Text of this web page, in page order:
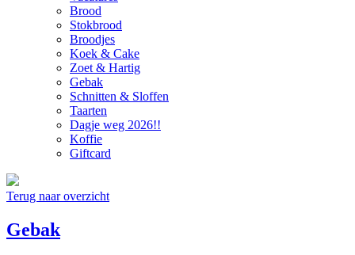
Brood
Stokbrood
Broodjes
Koek & Cake
Zoet & Hartig
Gebak
Schnitten & Sloffen
Taarten
Dagje weg 2026!!
Koffie
Giftcard
Terug naar overzicht
Gebak